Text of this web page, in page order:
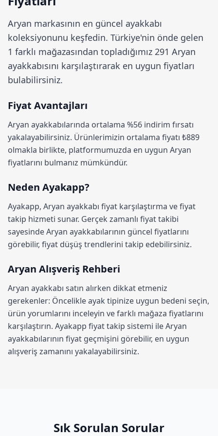
Aryan markasının en güncel ayakkabı
koleksiyonunu keşfedin. Türkiye'nin önde gelen
1 farklı mağazasından topladığımız 291 Aryan
ayakkabısını karşılaştırarak en uygun fiyatları
bulabilirsiniz.
Fiyat Avantajları
Aryan ayakkabılarında ortalama %56 indirim fırsatı
yakalayabilirsiniz. Ürünlerimizin ortalama fiyatı ₺889
olmakla birlikte, platformumuzda en uygun Aryan
fiyatlarını bulmanız mümkündür.
Neden Ayakapp?
Ayakapp, Aryan ayakkabı fiyat karşılaştırma ve fiyat
takip hizmeti sunar. Gerçek zamanlı fiyat takibi
sayesinde Aryan ayakkabılarının güncel fiyatlarını
görebilir, fiyat düşüş trendlerini takip edebilirsiniz.
Aryan Alışveriş Rehberi
Aryan ayakkabı satın alırken dikkat etmeniz
gerekenler: Öncelikle ayak tipinize uygun bedeni seçin,
ürün yorumlarını inceleyin ve farklı mağaza fiyatlarını
karşılaştırın. Ayakapp fiyat takip sistemi ile Aryan
ayakkabılarının fiyat geçmişini görebilir, en uygun
alışveriş zamanını yakalayabilirsiniz.
Sık Sorulan Sorular